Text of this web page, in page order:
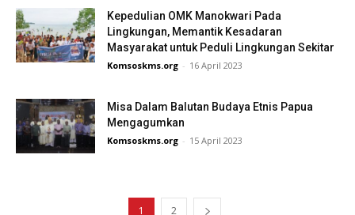
Kepedulian OMK Manokwari Pada
Lingkungan, Memantik Kesadaran
Masyarakat untuk Peduli Lingkungan Sekitar
Komsoskms.org - 16 April 2023
Misa Dalam Balutan Budaya Etnis Papua
Mengagumkan
Komsoskms.org - 15 April 2023
1 2